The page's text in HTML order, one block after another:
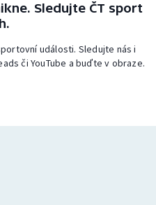
Sledujte ČT sport
události. Sledujte nás i
či YouTube a buďte v obraze.